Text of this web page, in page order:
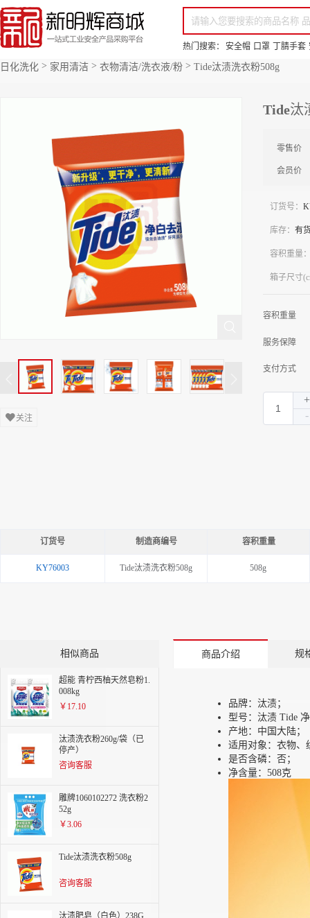
你好，欢迎来到新明辉！ 请登录
免费注册
专属服务 超低折扣价
热门搜索：
安全帽 口罩 丁腈手套
全部商品分类 场景采购 品
日化洗化 > 家用清洁 > 衣物清洁/洗衣液/粉 > Tide汰渍洗衣粉508g
关注
Tide汰
零售价
会员价
订货号：
库存： 有
容积重量
箱子尺寸
容积重量
服务保障
支付方式
订货号 制造商编号 容积重量
KY76003 Tide汰渍洗衣粉508g 508g
相似商品
超能 青柠西柚天然皂粉1.
008kg
￥17.10
汰渍洗衣粉260g/袋（已
停产）
咨询客服
雕牌1060102272 洗衣粉2
52g
￥3.06
Tide汰渍洗衣粉508g
咨询客服
汰渍肥皂（白色）238G
商品介绍 规
品牌：汰渍；
型号：汰渍 Tide
产地：中国大陆；
适用对象：衣物、
是否含磷：否；
净含量：508克